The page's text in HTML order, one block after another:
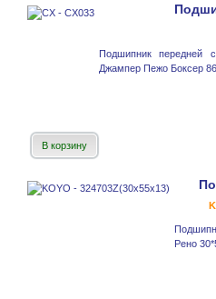
Подшипник передней
Джампер Пежо Боксер
В корзину
Рено